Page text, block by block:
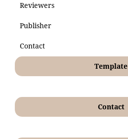
Reviewers
Publisher
Contact
Template
Contact